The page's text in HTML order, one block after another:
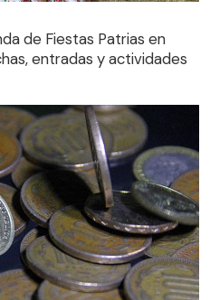
de Fiestas Patrias en
entradas y actividades